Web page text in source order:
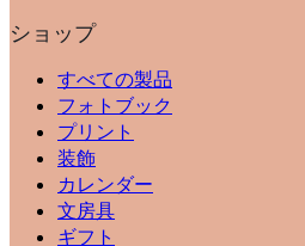
ショップ
すべての製品
フォトブック
プリント
装飾
カレンダー
文房具
ギフト